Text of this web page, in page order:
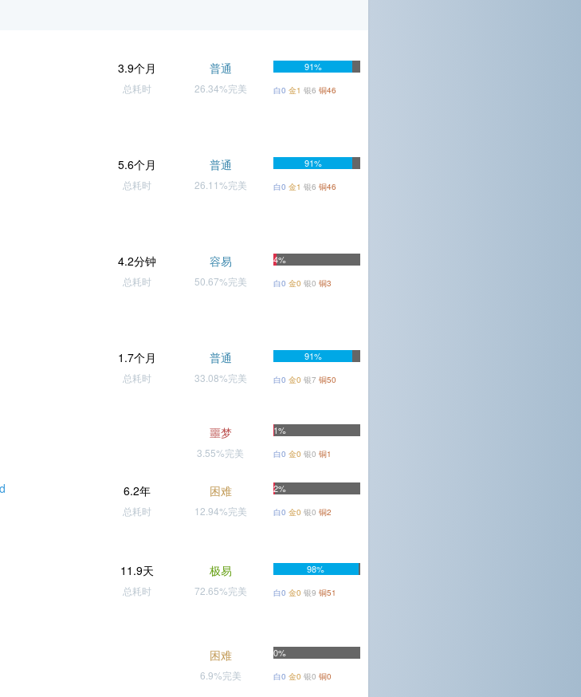
3.9个月
总耗时
普通
26.34%完美
91%
白0 金1 银6 铜46
5.6个月
总耗时
普通
26.11%完美
91%
白0 金1 银6 铜46
4.2分钟
总耗时
容易
50.67%完美
4%
白0 金0 银0 铜3
1.7个月
总耗时
普通
33.08%完美
91%
白0 金0 银7 铜50
噩梦
3.55%完美
1%
白0 金0 银0 铜1
6.2年
总耗时
困难
12.94%完美
2%
白0 金0 银0 铜2
11.9天
总耗时
极易
72.65%完美
98%
白0 金0 银9 铜51
困难
6.9%完美
0%
白0 金0 银0 铜0